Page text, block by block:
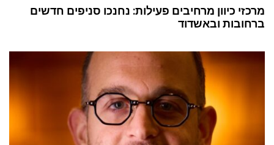
מרכזי כיוון מרחיבים פעילות: נחנכו סניפים חדשים
ברחובות ובאשדוד